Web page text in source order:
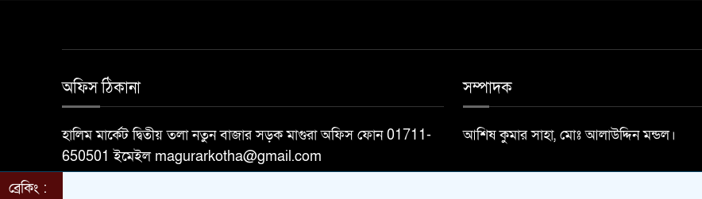
অফিস ঠিকানা
হালিম মার্কেট দ্বিতীয় তলা নতুন বাজার সড়ক মাগুরা অফিস ফোন 01711-
650501 ইমেইল magurarkotha@gmail.com
সম্পাদক
আশিষ কুমার সাহা, মোঃ আলাউদ্দিন মন্ডল।
ব্রেকিং :